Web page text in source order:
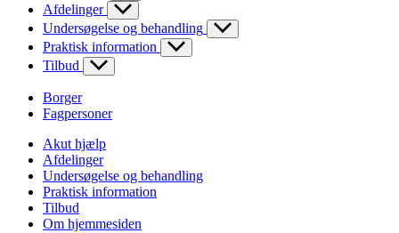
Afdelinger
Undersøgelse og behandling
Praktisk information
Tilbud
Borger
Fagpersoner
Akut hjælp
Afdelinger
Undersøgelse og behandling
Praktisk information
Tilbud
Om hjemmesiden